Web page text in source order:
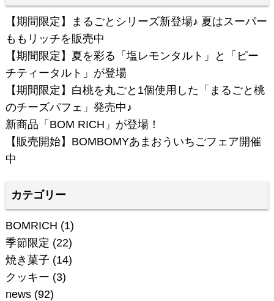
【期間限定】まるごとシリーズ新登場♪ 夏はスーパー
ももリッチを販売中
【期間限定】夏を彩る「塩レモンタルト」と「ピー
チティータルト」が登場
【期間限定】白桃を丸ごと1個使用した「まるごと桃
のチーズパフェ」発売中♪
新商品「BOM RICH」が登場！
【販売開始】BOMBOMYあまおういちごフェア開催
中
カテゴリー
BOMRICH (1)
季節限定 (22)
焼き菓子 (14)
クッキー (3)
news(92)